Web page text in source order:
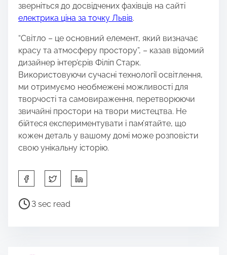
зверніться до досвідчених фахівців на сайті
електрика ціна за точку Львів.
“Світло – це основний елемент, який визначає
красу та атмосферу простору”, – казав відомий
дизайнер інтер’єрів Філіп Старк.
Використовуючи сучасні технології освітлення,
ми отримуємо необмежені можливості для
творчості та самовираження, перетворюючи
звичайні простори на твори мистецтва. Не
бійтеся експериментувати і пам’ятайте, що
кожен деталь у вашому домі може розповісти
свою унікальну історію.
h
a
P
o
3 sec read